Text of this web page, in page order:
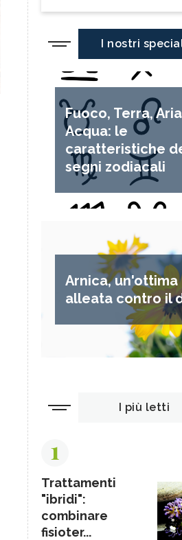
I nostri
Fuoco, Terra,
Acqua: le
caratteristiche
segni zodiacali
Arnica, un'ottima
alleata contro il
I più letti
1
Trattamenti
"ibridi":
combinare
fisioter...